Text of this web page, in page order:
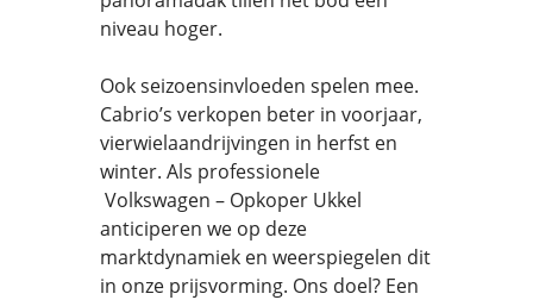
niveau hoger.
Ook seizoensinvloeden spelen mee.
Cabrio’s verkopen beter in voorjaar,
vierwielaandrijvingen in herfst en
winter. Als professionele
Volkswagen – Opkoper Ukkel
anticiperen we op deze
marktdynamiek en weerspiegelen dit
in onze prijsvorming. Ons doel? Een